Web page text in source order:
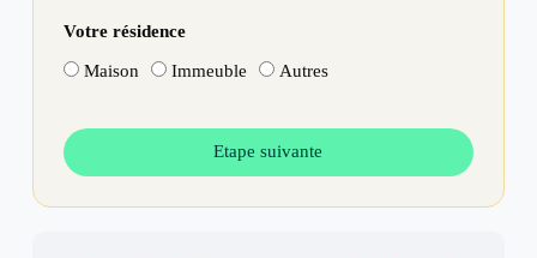
Votre résidence
Maison Immeuble Autres
Etape suivante